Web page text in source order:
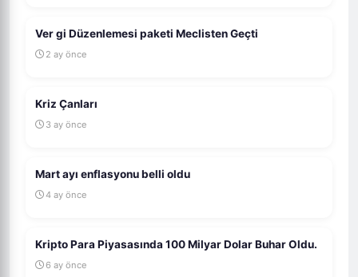
Ver gi Düzenlemesi paketi Meclisten Geçti
2 ay önce
Kriz Çanları
3 ay önce
Mart ayı enflasyonu belli oldu
4 ay önce
Kripto Para Piyasasında 100 Milyar Dolar Buhar Oldu.
6 ay önce